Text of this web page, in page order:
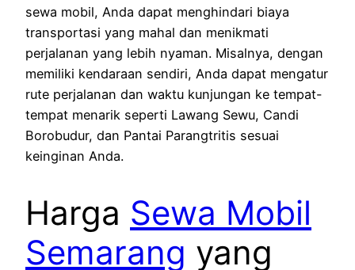
sewa mobil, Anda dapat menghindari biaya
transportasi yang mahal dan menikmati
perjalanan yang lebih nyaman. Misalnya, dengan
memiliki kendaraan sendiri, Anda dapat mengatur
rute perjalanan dan waktu kunjungan ke tempat-
tempat menarik seperti Lawang Sewu, Candi
Borobudur, dan Pantai Parangtritis sesuai
keinginan Anda.
Harga Sewa Mobil
Semarang yang